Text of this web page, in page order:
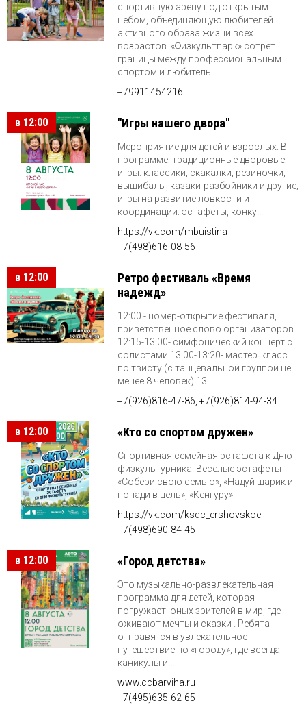
спортивную арену под открытым
небом, объединяющую любителей
активного образа жизни всех
возрастов. «Физкультпарк» сотрет
границы между профессиональным
спортом и любитель...
+79911454216
в 12:00 "Игры нашего двора"
Мероприятие для детей и взрослых. В
программе: традиционные дворовые
игры: классики, скакалки, резиночки,
вышибалы, казаки-разбойники и другие;
игры на развитие ловкости и
координации: эстафеты, конку...
https://vk.com/mbuistina
+7(498)616-08-56
в 12:00
Ретро фестиваль «Время
надежд»
12:00 - номер-открытие фестиваля,
приветственное слово организаторов
12:15-13:00- симфонический концерт с
солистами 13:00-13:20- мастер‑класс
по твисту (с танцевальной группой не
менее 8 человек) 13...
+7(926)816-47-86, +7(926)814-94-34
в 12:00 «Кто со спортом дружен»
Спортивная семейная эстафета к Дню
физкультурника. Веселые эстафеты
«Собери свою семью», «Надуй шарик и
попади в цель», «Кенгуру».
https://vk.com/ksdc_ershovskoe
+7(498)690-84-45
в 12:00 «Город детства»
Это музыкально-развлекательная
программа для детей, которая
погружает юных зрителей в мир, где
оживают мечты и сказки . Ребята
отправятся в увлекательное
путешествие по «городу», где всегда
каникулы и...
www.ccbarviha.ru
+7(495)635-62-65